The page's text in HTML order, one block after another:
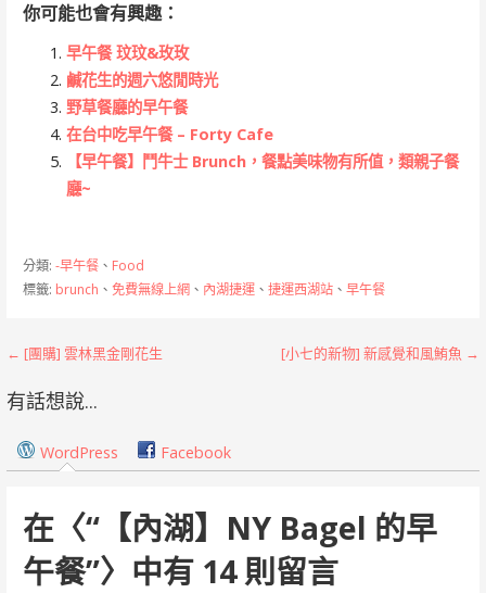
你可能也會有興趣：
早午餐 玟玟&玫玫
鹹花生的週六悠閒時光
野草餐廳的早午餐
在台中吃早午餐 – Forty Cafe
【早午餐】鬥牛士 Brunch，餐點美味物有所值，類親子餐
廳~
分類: -早午餐、 Food
標籤: brunch 、 免費無線上網、 內湖捷運、 捷運西湖站、 早午餐
文
章
導
覽
← [團購] 雲林黑金剛花生 [小七的新物] 新感覺和風鮪魚 →
有話想說...
WordPress Facebook
在〈“【內湖】NY Bagel 的早
午餐”〉中有 14 則留言